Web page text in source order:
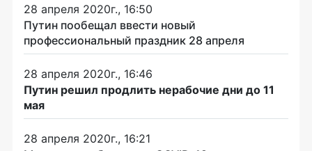
28 апреля 2020г., 16:50
Путин пообещал ввести новый
профессиональный праздник 28 апреля
28 апреля 2020г., 16:46
Путин решил продлить нерабочие дни до 11
мая
28 апреля 2020г., 16:21